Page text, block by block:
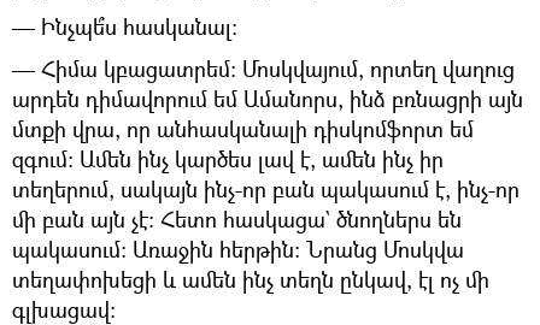
— Ինչպե՞ս հասկանալ:
— Հիմա կբացատրեմ: Մոսկվայում, որտեղ վաղուց
արդեն դիմավորում եմ Ամանորս, ինձ բռնացրի այն
մտքի վրա, որ անհասկանալի դիսկոմֆորտ եմ
զգում: Ամեն ինչ կարծես լավ է, ամեն ինչ իր
տեղերում, սակայն ինչ-որ բան պակասում է, ինչ-որ
մի բան այն չէ: Հետո հասկացա` ծնողներս են
պակասում: Առաջին հերթին: Նրանց Մոսկվա
տեղափոխեցի և ամեն ինչ տեղն ընկավ, էլ ոչ մի
գլխացավ: